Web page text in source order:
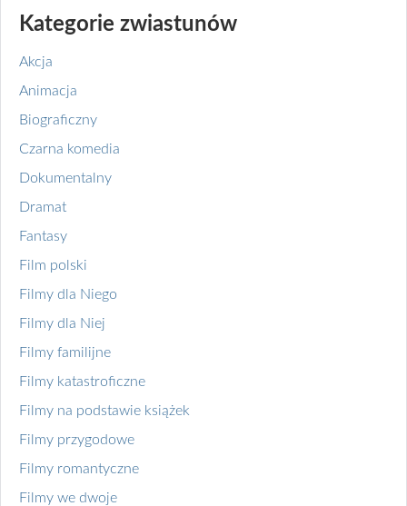
Kategorie zwiastunów
Akcja
Animacja
Biograficzny
Czarna komedia
Dokumentalny
Dramat
Fantasy
Film polski
Filmy dla Niego
Filmy dla Niej
Filmy familijne
Filmy katastroficzne
Filmy na podstawie książek
Filmy przygodowe
Filmy romantyczne
Filmy we dwoje